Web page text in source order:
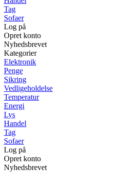
Tag
Sofaer
Log på
Opret konto
Nyhedsbrevet
Kategorier
Elektronik
Penge
Sikring
Vedligeholdelse
Temperatur
Energi
Lys
Handel
Tag
Sofaer
Log på
Opret konto
Nyhedsbrevet